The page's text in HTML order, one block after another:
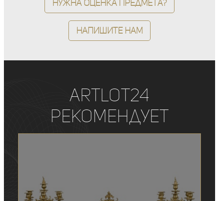
Нужна оценка предмета?
Напишите нам
ArtLot24
рекомендует